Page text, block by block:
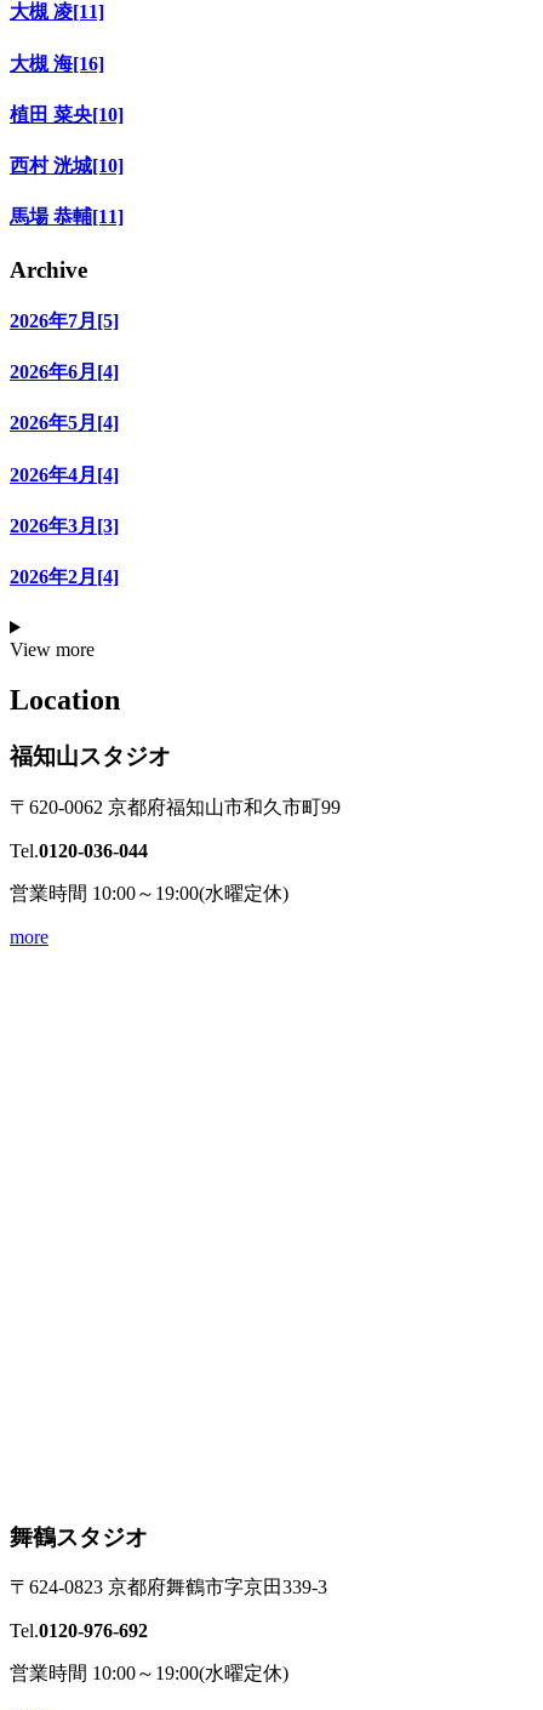
大槻 凌[11]
大槻 海[16]
植田 菜央[10]
西村 洸城[10]
馬場 恭輔[11]
Archive
2026年7月[5]
2026年6月[4]
2026年5月[4]
2026年4月[4]
2026年3月[3]
2026年2月[4]
View more
Location
福知山スタジオ
〒620-0062 京都府福知山市和久市町99
Tel.0120-036-044
営業時間 10:00～19:00(水曜定休)
more
舞鶴スタジオ
〒624-0823 京都府舞鶴市字京田339-3
Tel.0120-976-692
営業時間 10:00～19:00(水曜定休)